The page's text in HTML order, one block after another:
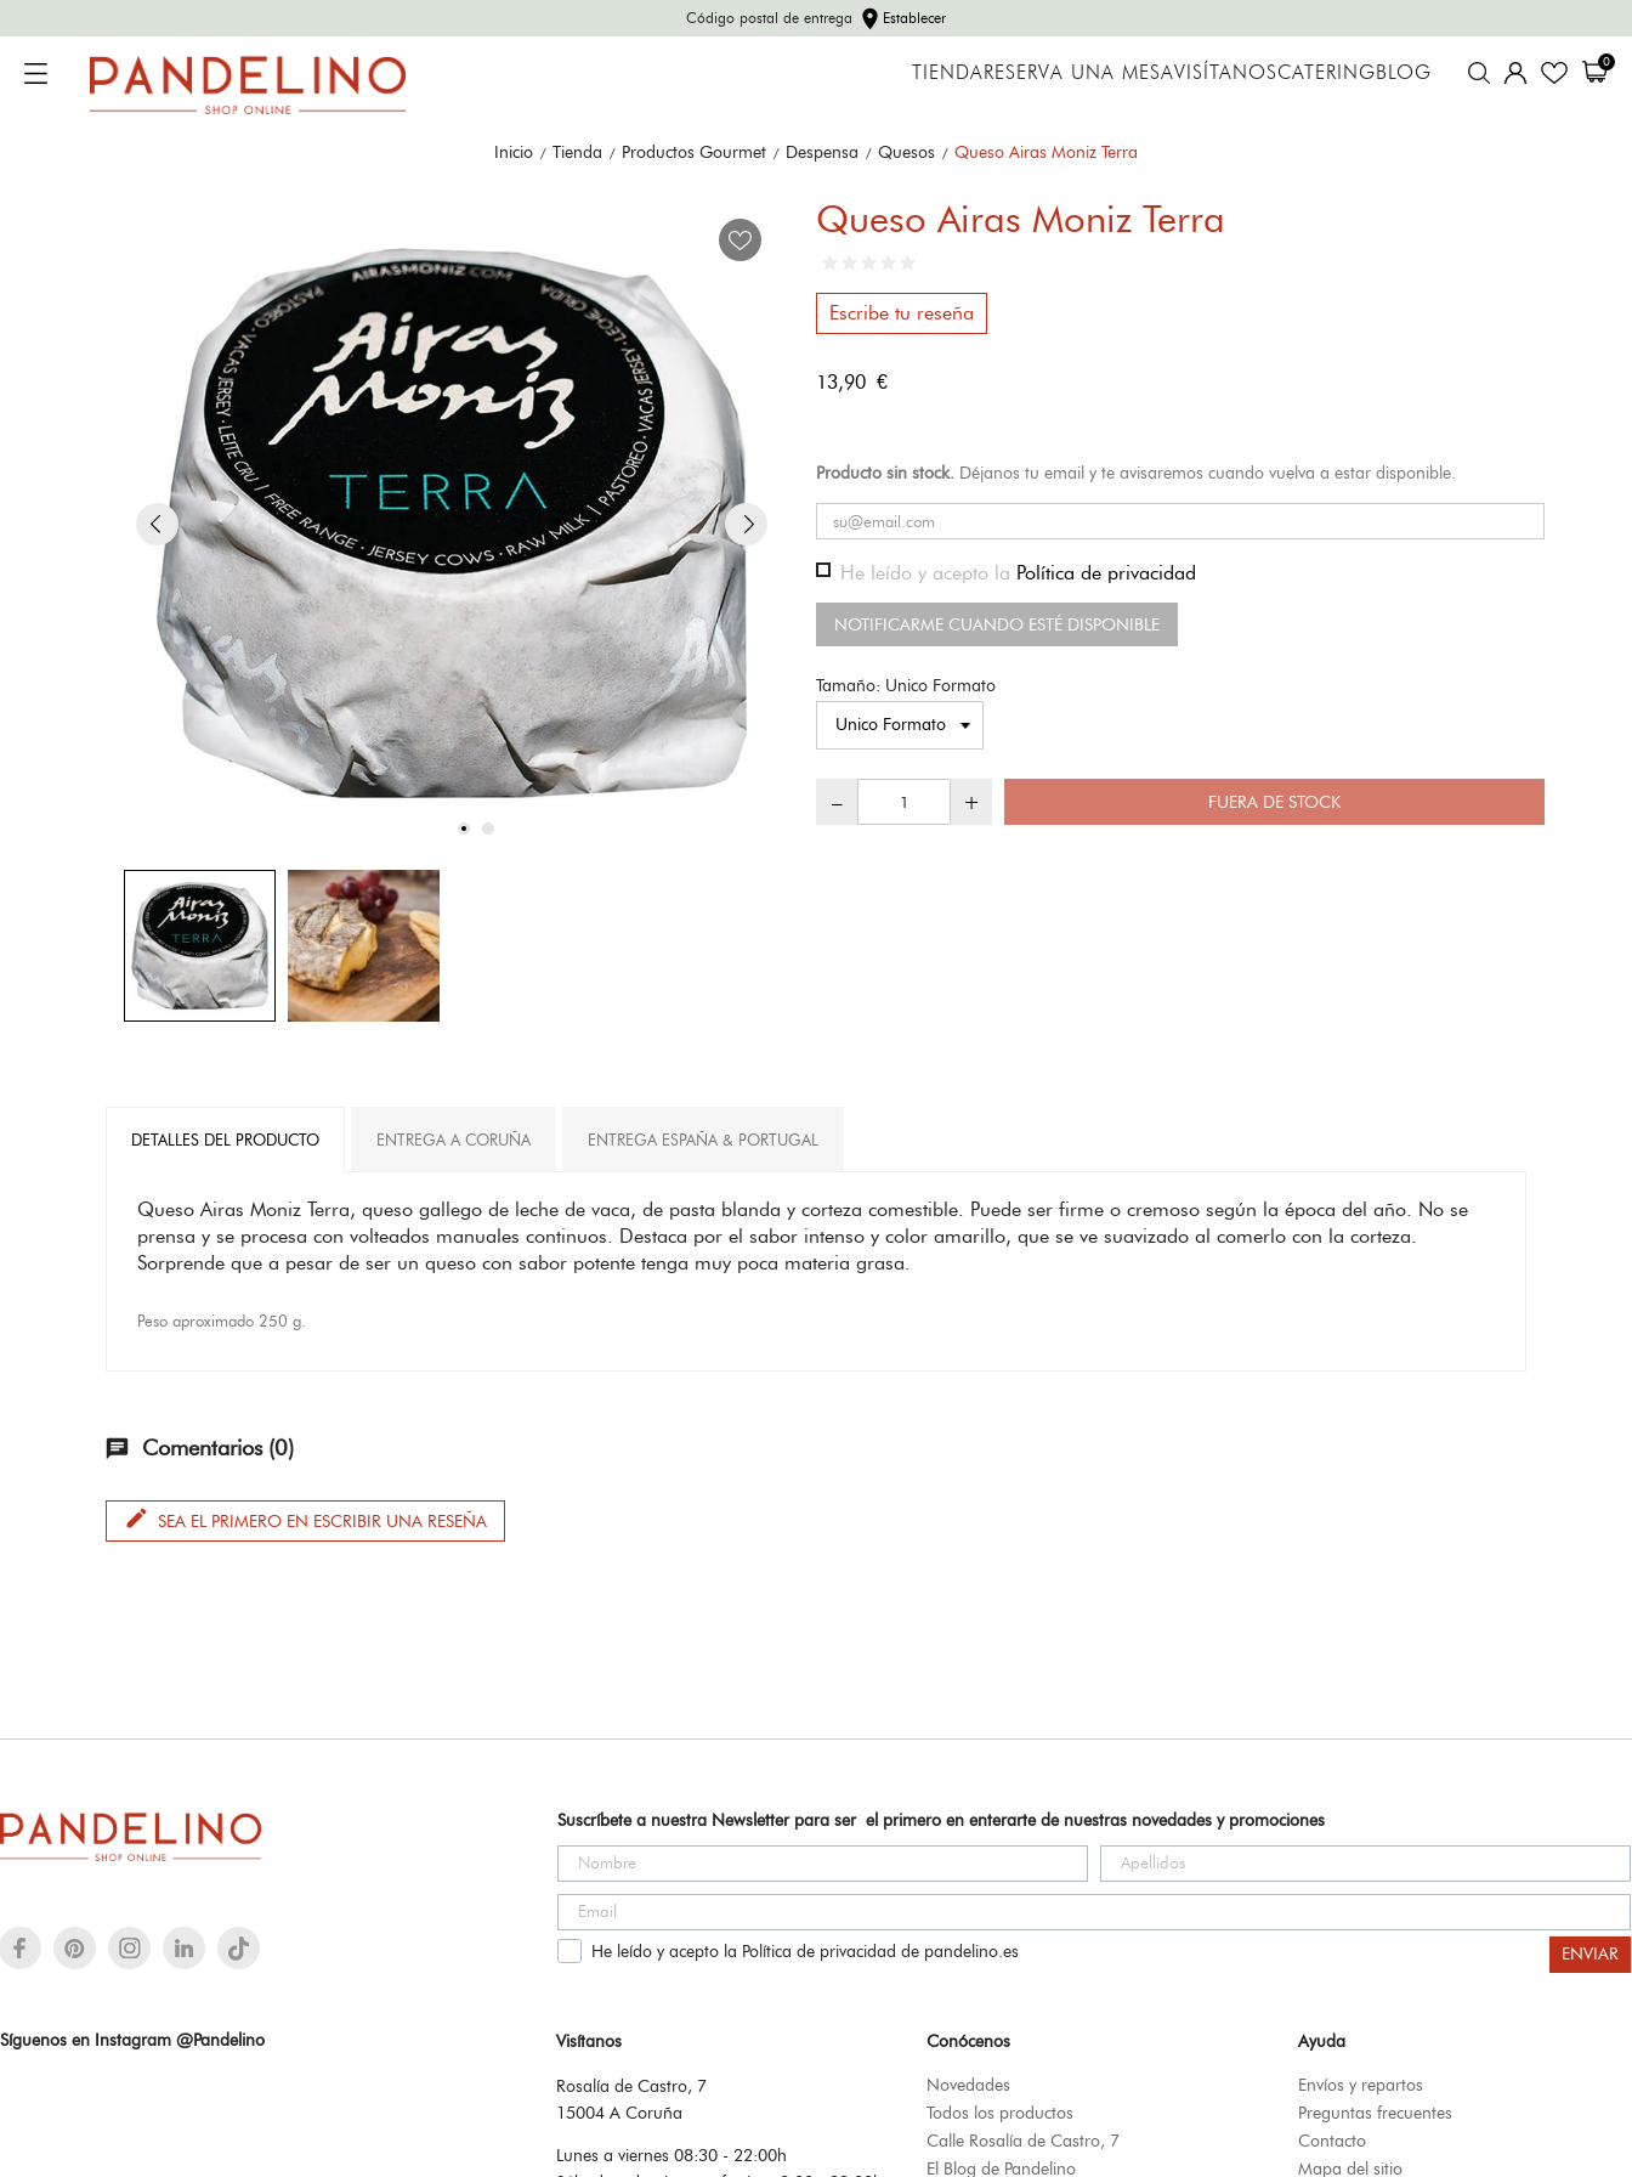
Envíos a España peninsular y Portugal
0
TIENDARESERVA UNA MESAVISÍTANOSCATERINGBLOG
Inicio Tienda Productos Gourmet Despensa Quesos Queso Airas Moniz Terra
Queso Airas Moniz Terra
Escribe tu reseña
13,90 €
Producto sin stock. Déjanos tu email y te avisaremos cuando vuelva a estar disponible.
He leído y acepto la Política de privacidad
NOTIFICARME CUANDO ESTÉ DISPONIBLE
Tamaño: Unico Formato
– + FUERA DE STOCK
DETALLES DEL PRODUCTO ENTREGA A CORUÑA ENTREGA ESPAÑA & PORTUGAL
Queso Airas Moniz Terra, queso gallego de leche de vaca, de pasta blanda y corteza comestible. Puede ser firme o cremoso según la época del año. No se
prensa y se procesa con volteados manuales continuos. Destaca por el sabor intenso y color amarillo, que se ve suavizado al comerlo con la corteza.
Sorprende que a pesar de ser un queso con sabor potente tenga muy poca materia grasa.
Peso aproximado 250 g.
chat Comentarios (0)
edit SEA EL PRIMERO EN ESCRIBIR UNA RESEÑA
Síguenos en Instagram @Pandelino
Suscríbete a nuestra Newsletter para ser el primero en enterarte de nuestras novedades y promociones
He leído y acepto la Política de privacidad de pandelino.es ENVIAR
Visítanos
Rosalía de Castro, 7
15004 A Coruña
Lunes a viernes 08:30 - 22:00h
Conócenos
Novedades
Todos los productos
Calle Rosalía de Castro, 7
El Blog de Pandelino
Ayuda
Envíos y repartos
Preguntas frecuentes
Contacto
Mapa del sitio